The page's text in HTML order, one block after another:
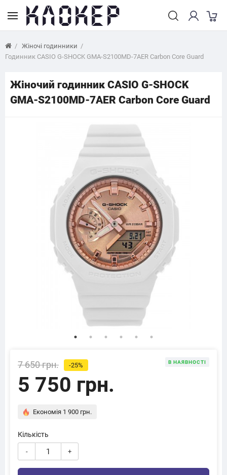
Жіночі годинники
Годинник CASIO G-SHOCK GMA-S2100MD-7AER Carbon Core Guard
Жіночий годинник CASIO G-SHOCK
GMA-S2100MD-7AER Carbon Core Guard
7 650 грн. -25%
5 750 грн.
В НАЯВНОСТІ
Економія 1 900 грн.
Кількість
- +